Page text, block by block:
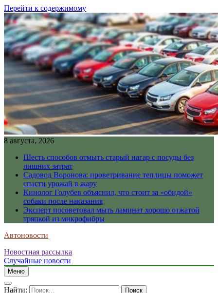
Перейти к содержимому
8 августа, 2026
Шесть способов отмыть старый нагар с посуды без
лишних затрат
Садовод Воронова: проветривание теплицы поможет
спасти урожай в жару
Кинолог Голубев объяснил, что стоит за «обидой»
собаки после наказания
Эксперт посоветовал мыть ламинат хорошо отжатой
тряпкой из микрофибры
Автоновости
Новостная рассылка
Случайные новости
Меню
Найти: